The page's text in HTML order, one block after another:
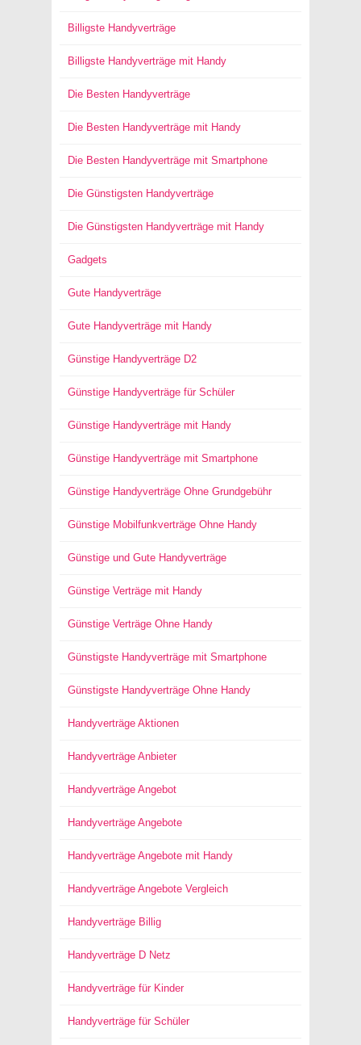
Billigste Handyverträge
Billigste Handyverträge mit Handy
Die Besten Handyverträge
Die Besten Handyverträge mit Handy
Die Besten Handyverträge mit Smartphone
Die Günstigsten Handyverträge
Die Günstigsten Handyverträge mit Handy
Gadgets
Gute Handyverträge
Gute Handyverträge mit Handy
Günstige Handyverträge D2
Günstige Handyverträge für Schüler
Günstige Handyverträge mit Handy
Günstige Handyverträge mit Smartphone
Günstige Handyverträge Ohne Grundgebühr
Günstige Mobilfunkverträge Ohne Handy
Günstige und Gute Handyverträge
Günstige Verträge mit Handy
Günstige Verträge Ohne Handy
Günstigste Handyverträge mit Smartphone
Günstigste Handyverträge Ohne Handy
Handyverträge Aktionen
Handyverträge Anbieter
Handyverträge Angebot
Handyverträge Angebote
Handyverträge Angebote mit Handy
Handyverträge Angebote Vergleich
Handyverträge Billig
Handyverträge D Netz
Handyverträge für Kinder
Handyverträge für Schüler